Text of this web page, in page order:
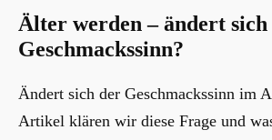
Älter werden – ändert
Geschmackssinn?
Ändert sich der Geschmackssinn im
Artikel klären wir diese Frage und